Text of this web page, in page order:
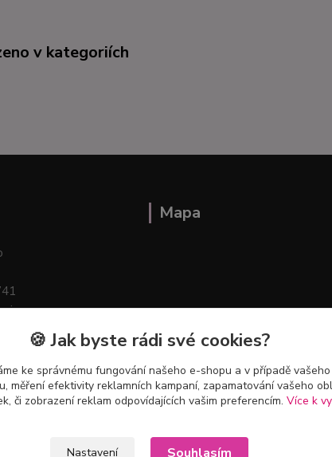
v kategoriích
Mapa
🍪 Jak byste rádi své cookies?
ke správnému fungování našeho e-shopu a v případě
měření efektivity reklamních kampaní, zapamatování vašeho
či zobrazení reklam odpovídajících vašim preferencím. Více k
Nastavení Souhlasím